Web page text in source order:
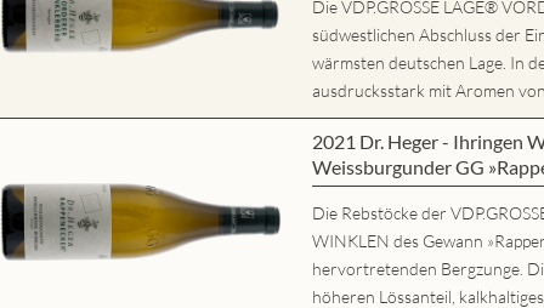
Die VDP.GROSSE LAGE®
südwestlichen Abschluss der
wärmsten deutschen Lage. In
ausdrucksstark mit Aromen
2021 Dr. Heger - Ihringen
Weissburgunder GG
Die Rebstöcke der
WINKLEN des Gewann
hervortretenden Bergzunge.
höheren Lössanteil,